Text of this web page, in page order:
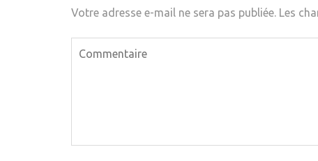
Votre adresse e-mail ne sera pas publiée. Les